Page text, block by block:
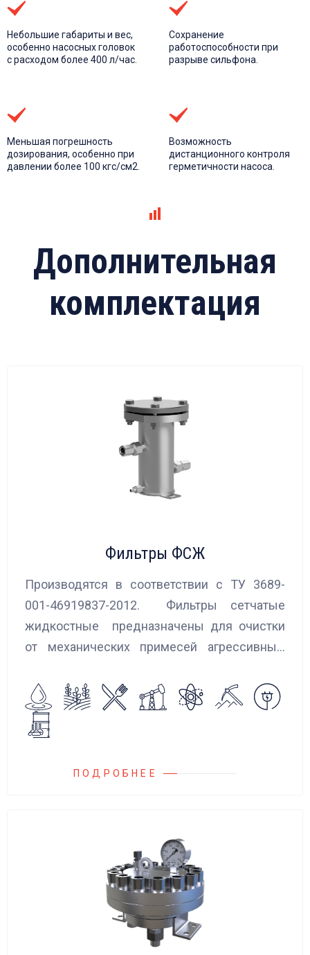
160
320
630
1000
Небольшие габариты и вес,
особенно насосных головок
с расходом более 400 л/час.
Сохранение
работоспособности при
разрыве сильфона.
Меньшая погрешность
дозирования, особенно при
давлении более 100 кгс/см2.
Возможность
дистанционного контроля
герметичности насоса.
Дополнительная
комплектация
Фильтры ФСЖ
Производятся в соответствии с ТУ 3689-
001-46919837-2012. Фильтры сетчатые
жидкостные предназначены для очистки
от механических примесей агрессивных,
и суспензий. Фильтры устанавливаются
на всасывающих линиях дозировочных
насосных агрегатов и установок.
ПОДРОБНЕЕ